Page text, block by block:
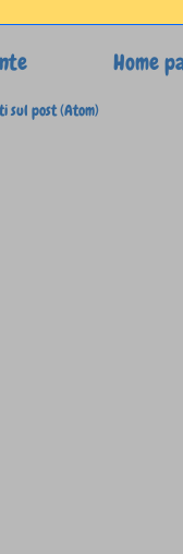
Home
sul post (Atom)